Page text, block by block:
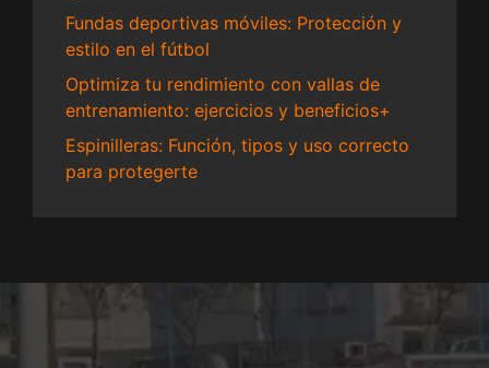
Fundas deportivas móviles: Protección y
estilo en el fútbol
Optimiza tu rendimiento con vallas de
entrenamiento: ejercicios y beneficios+
Espinilleras: Función, tipos y uso correcto
para protegerte